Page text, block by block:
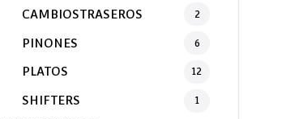
CAMBIOSTRASEROS 2
PINONES 6
PLATOS 12
SHIFTERS 1